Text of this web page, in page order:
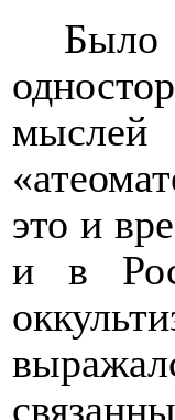
мыслей
это и
и в